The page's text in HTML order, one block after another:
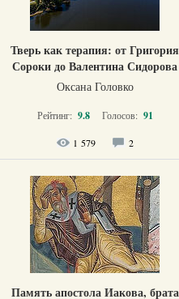
Тверь как терапия: от Григория
Сороки до Валентина Сидорова
Оксана Головко
Рейтинг: 9.8 Голосов: 91
1 579 2
Память апостола Иакова, брата